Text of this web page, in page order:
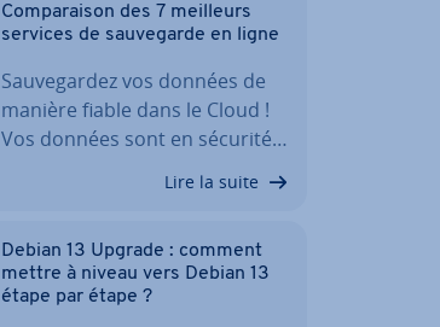
Com­pa­rai­son des 7 meilleurs
services de sau­ve­garde en ligne
Sau­ve­gar­dez vos données de
manière fiable dans le Cloud !
Vos données sont en sécurité…
Lire la suite
Debian 13 Upgrade : comment
mettre à niveau vers Debian 13
étape par étape ?